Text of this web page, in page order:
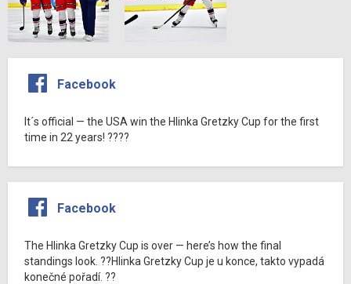
Facebook
It´s official — the USA win the Hlinka Gretzky Cup for the first
time in 22 years! ????
Facebook
The Hlinka Gretzky Cup is over — here’s how the final
standings look. ??Hlinka Gretzky Cup je u konce, takto vypadá
konečné pořadí. ??